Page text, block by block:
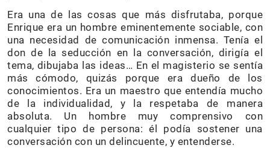
Era una de las cosas que más disfrutaba, porque
Enrique era un hombre eminentemente sociable, con
una necesidad de comunicación inmensa. Tenía el
don de la seducción en la conversación, dirigía el
tema, dibujaba las ideas… En el magisterio se sentía
más cómodo, quizás porque era dueño de los
conocimientos. Era un maestro que entendía mucho
de la individualidad, y la respetaba de manera
absoluta. Un hombre muy comprensivo con
cualquier tipo de persona: él podía sostener una
conversación con un delincuente, y entenderse.